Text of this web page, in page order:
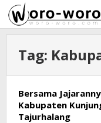
Skip
to
content
Tag:
Bersama
Kabupaten
Tajurhalang